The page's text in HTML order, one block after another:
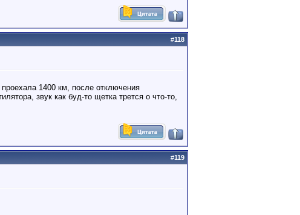
#118
1400 км, после отключения
звук как буд-то щетка трется о что-то,
#119